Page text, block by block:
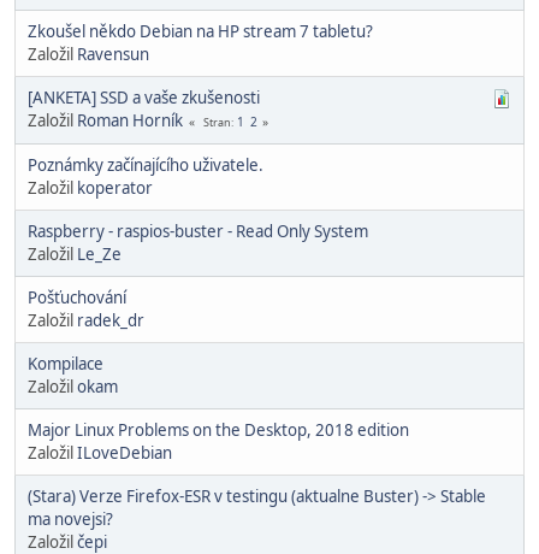
Zkoušel někdo Debian na HP stream 7 tabletu?
Založil Ravensun
[ANKETA] SSD a vaše zkušenosti
Založil Roman Horník Stran 1 2
Poznámky začínajícího uživatele.
Založil koperator
Raspberry - raspios-buster - Read Only System
Založil Le_Ze
Pošťuchování
Založil radek_dr
Kompilace
Založilokam
Major Linux Problems on the Desktop, 2018 edition
ZaložilILoveDebian
(Stara) Verze Firefox-ESR v testingu (aktualne Buster) -> Stable
ma novejsi?
Založilčepi